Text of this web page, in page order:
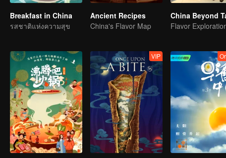
Breakfast in China
รสชาติแห่งความสุข
Ancient Recipes
China's Flavor Map
China Beyond
VIP